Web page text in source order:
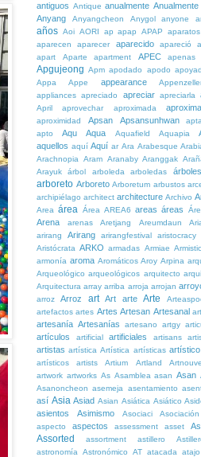
antiguos Antique anualmente Anualmente
Anyang Anyangcheon Anygol anyone
años Aoi AORI ap apap APAP aparatos
aparecen
aparecer aparecido apareció
apart
Aparte apartment APEC apenas
Apgujeong Apm apodado apodo
Appa Appe appearance
appliances apreciado apreciar apreciarla
April aprovechar aproximada
aproximidad Apsan Apsansunhwan apta
apto
Aqu Aqua Aquafield Aquapia
aquellos aquí Aquí ar Ara Arabesque
Arachnopia
Aram Aranaby Aranggak
Arayuk
árbol arboleda arboledas árboles
arboreto Arboreto Arboretum arbustos
archipiélago architect architecture Archivo
Area área Área AREA6 areas áreas
Arena arenas Aretjang Areumdaun
arirang
Arirang arirangfestival aristocracy
Aristócrata ARKO armadas Armiae
armonía aroma Aromáticos Aroy Arpina
Arqueológico arqueológicos arquitecto
Arquitectura array arriba arroja arrojan
arroz Arroz art Art arte Arte
artefactos artes Artes Artesan Artesanal
artesanía Artesanías artesano artgy
artículos artificial artificiales artisans
artistas artística Artística artísticas artístico
artísticos artists Artium Artland
artwork artworks As Asamblea asan Asan
Asanoncheon asemeja asentamiento
así Asia Asiad Asian Asiática Asiático
asientos Asimismo Asociaci Asociación
aspecto
aspectos assessment asset
Assorted assortment astillero
astronomía
Astronómico AT atacada atajo